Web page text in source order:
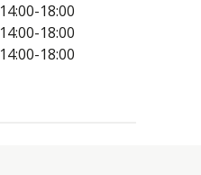
14:00-18:00
14:00-18:00
14:00-18:00